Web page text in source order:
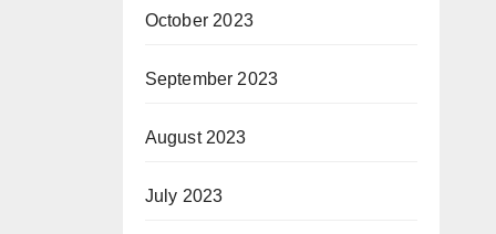
October 2023
September 2023
August 2023
July 2023